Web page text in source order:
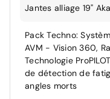
Jantes alliage 19"
Pack Techno:
AVM - Vision 360,
Technologie
de détection de
angles morts